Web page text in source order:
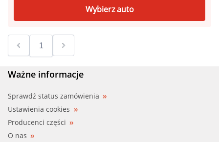
Wybierz auto
Ważne informacje
Sprawdź status zamówienia
Ustawienia cookies
Producenci części
O nas